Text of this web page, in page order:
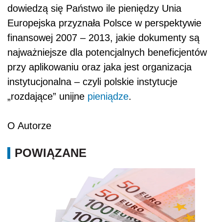
dowiedzą się Państwo ile pieniędzy Unia
Europejska przyznała Polsce w perspektywie
finansowej 2007 – 2013, jakie dokumenty są
najważniejsze dla potencjalnych beneficjentów
przy aplikowaniu oraz jaka jest organizacja
instytucjonalna – czyli polskie instytucje
„rozdające” unijne pieniądze.
O Autorze
POWIĄZANE